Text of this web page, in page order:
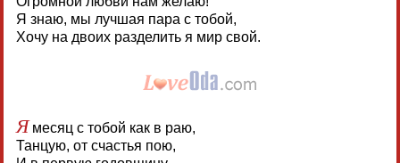
Я знаю, мы лучшая пара с тобой,
Хочу на двоих разделить я мир свой.
Ямесяц с тобой как в раю,
Танцую, от счастья пою,